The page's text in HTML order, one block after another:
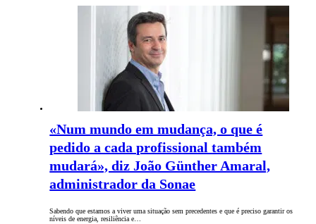
«Num mundo em mudança, o que é
pedido a cada profissional também
mudará», diz João Günther Amaral,
administrador da Sonae
Sabendo que estamos a viver uma situação sem precedentes e que é preciso garantir os
níveis de energia, resiliência e…